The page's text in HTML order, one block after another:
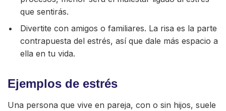
que sentirás.
Divertite con amigos o familiares. La risa es la parte
contrapuesta del estrés, así que dale más espacio a
ella en tu vida.
Ejemplos de estrés
Una persona que vive en pareja, con o sin hijos, suele